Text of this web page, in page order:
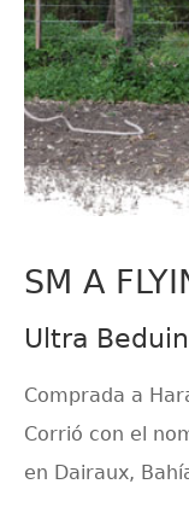
SM A
Ultra
Comprada a
Corrió con el
en Dairaux,